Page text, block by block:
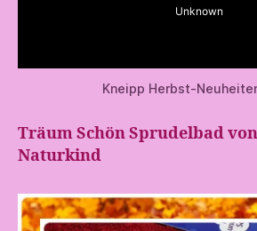
Kneipp Herbst-
Träum SchönSprudelbad
Naturkind